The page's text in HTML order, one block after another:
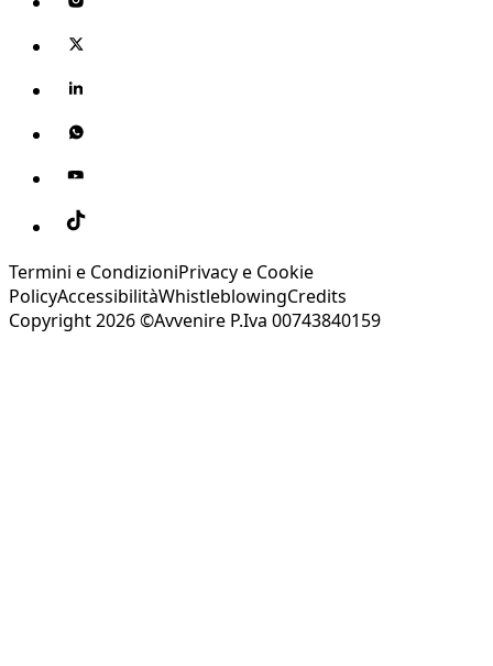
Termini e CondizioniPrivacy e Cookie
PolicyAccessibilitàWhistleblowingCredits
Copyright 2026 ©Avvenire P.Iva 00743840159